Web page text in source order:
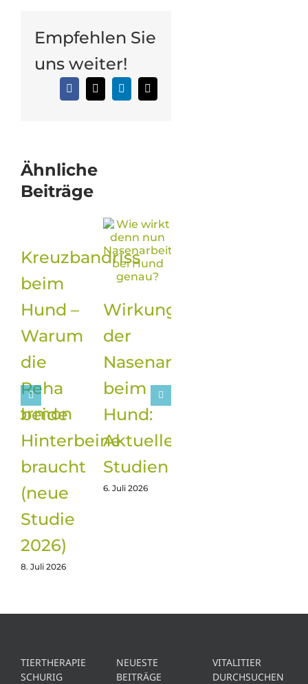
Empfehlen Sie
uns weiter!
Facebook
X LinkedIn
E-
Mail
Ähnliche
Beiträge
Kreuzbandriss
beim
Hund –
Warum
die
Reha
beide
Hinterbeine
braucht
(neue
Studie
2026)
8. Juli 2026
Wirkung
der
Nasenarbeit
beim
Hund:
Aktuelle
Studien
6. Juli 2026
TIERTHERAPIE
SCHURIG
NEUESTE
BEITRÄGE
VITALITIER
DURCHSUCHEN